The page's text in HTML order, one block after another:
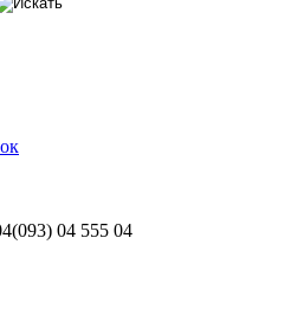
(093) 04 555 04